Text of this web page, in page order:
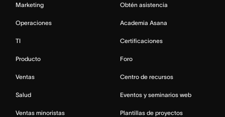
Marketing
Operaciones
TI
Producto
Ventas
Salud
Ventas minoristas
Obtén asistencia
Academia Asana
Certificaciones
Foro
Centro de recursos
Eventos y seminarios web
Plantillas de proyectos